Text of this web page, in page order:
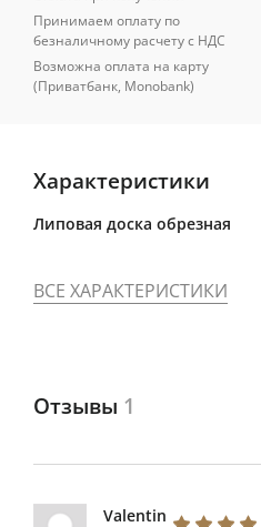
Принимаем оплату по
безналичному расчету с НДС
Возможна оплата на карту
(Приватбанк, Monobank)
Характеристики
Липовая доска обрезная
ВСЕ ХАРАКТЕРИСТИКИ
Отзывы 1
Valentin